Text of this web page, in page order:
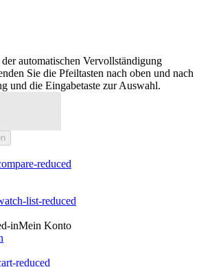
automatischen Vervollständigung
Sie die Pfeiltasten nach oben und nach
und die Eingabetaste zur Auswahl.
Mein Konto